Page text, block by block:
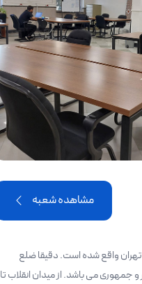
مشاهده شعبه
تهران واقع شده است. دقیقا ضلع
جمهوری می باشد. از میدان انقلاب تا